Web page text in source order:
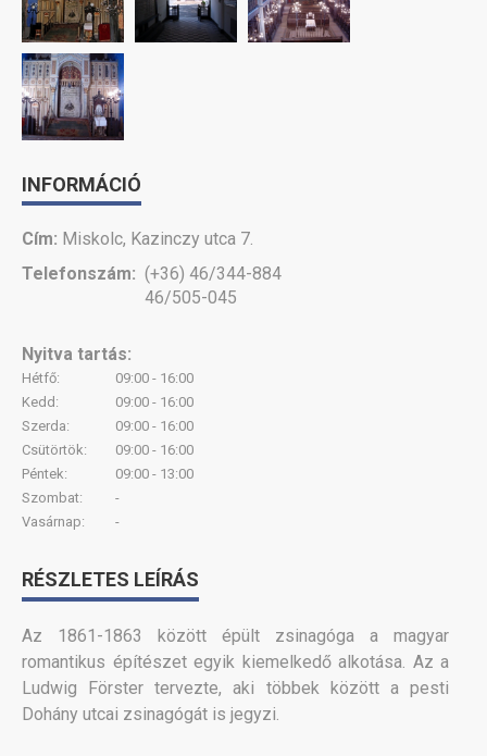
INFORMÁCIÓ
Cím: Miskolc, Kazinczy utca 7.
Telefonszám: (+36) 46/344-884
46/505-045
Nyitva tartás:
Hétfő:
09:00 - 16:00
Kedd:
09:00 - 16:00
Szerda:
09:00 - 16:00
Csütörtök:
09:00 - 16:00
Péntek:
09:00 - 13:00
Szombat:
-
Vasárnap:
-
RÉSZLETES LEÍRÁS
Az 1861-1863 között épült zsinagóga a magyar
romantikus építészet egyik kiemelkedő alkotása. Az a
Ludwig Förster tervezte, aki többek között a pesti
Dohány utcai zsinagógát is jegyzi.